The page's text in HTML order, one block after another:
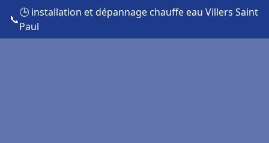
📞
🕒 installation et dépannage chauffe eau Villers Saint
Paul